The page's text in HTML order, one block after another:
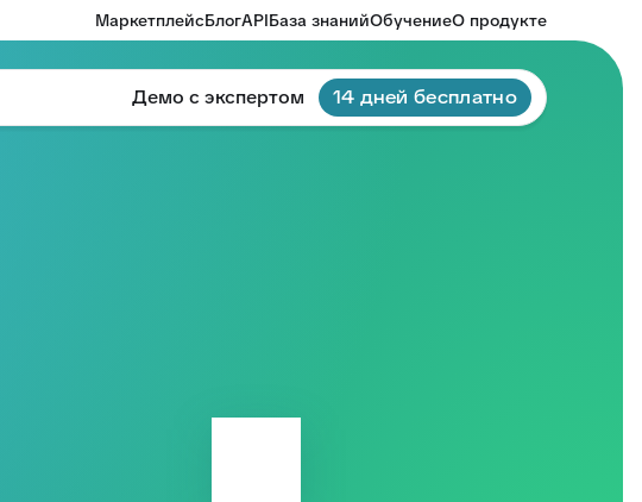
МаркетплейсБлогAPIБаза знанийОбучениеО продукте
Демо с экспертом 14 дней бесплатно